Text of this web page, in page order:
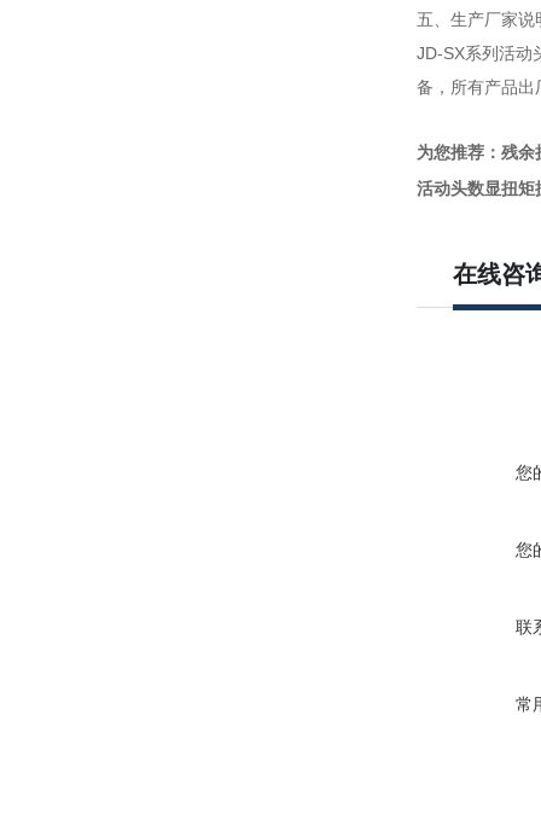
五、生产厂家说
JD-SX系列活动
备，所有产品出
为您推荐：残
活动头数显扭矩
在线咨
您
您
联
常